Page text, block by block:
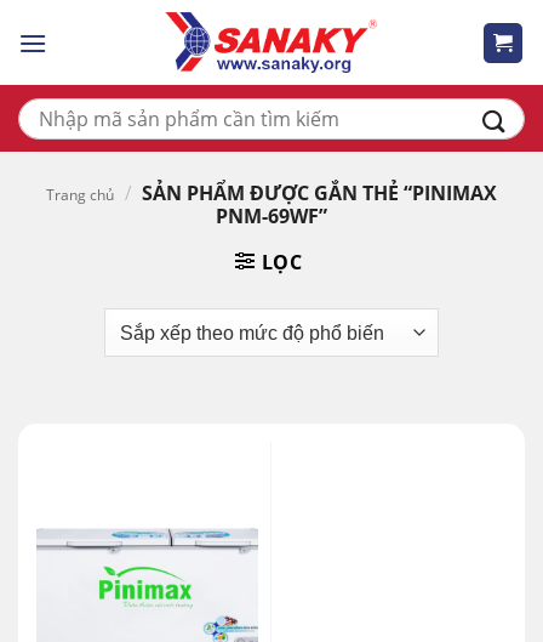
Tìm
kiếm:
Trang chủ / SẢN PHẨM ĐƯỢC GẮN THẺ “PINIMAX
PNM-69WF”
LỌC